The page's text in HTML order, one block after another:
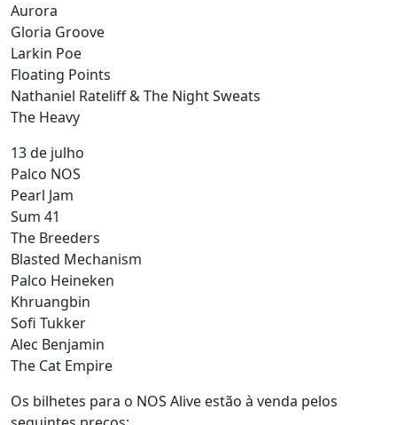
Aurora
Gloria Groove
Larkin Poe
Floating Points
Nathaniel Rateliff & The Night Sweats
The Heavy
13 de julho
Palco NOS
Pearl Jam
Sum 41
The Breeders
Blasted Mechanism
Palco Heineken
Khruangbin
Sofi Tukker
Alec Benjamin
The Cat Empire
Os bilhetes para o NOS Alive estão à venda pelos